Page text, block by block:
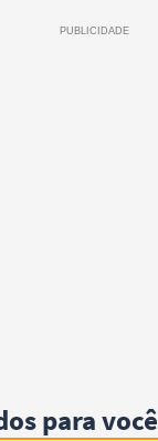
para você